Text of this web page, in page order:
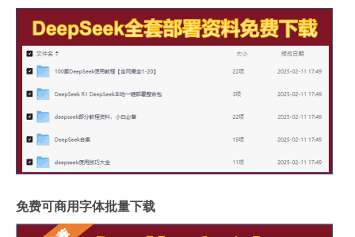
免费可商用字体批量下载